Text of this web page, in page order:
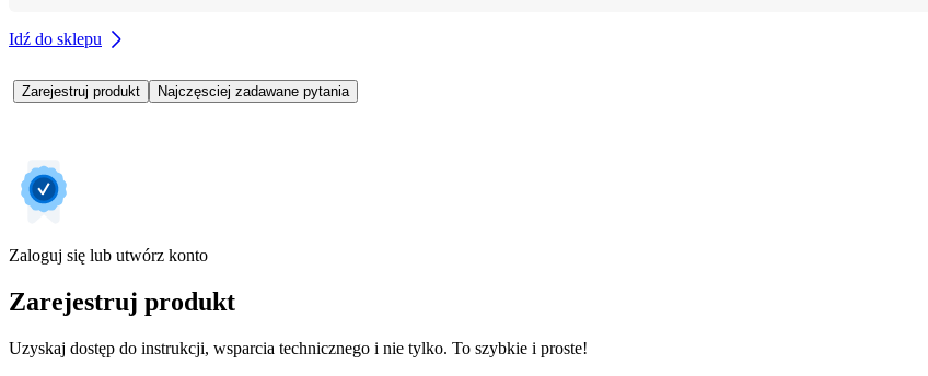
Idź do sklepu
Zarejestruj produkt Najczęsciej zadawane pytania
Zaloguj się lub utwórz konto
Zarejestruj produkt
Uzyskaj dostęp do instrukcji, wsparcia technicznego i nie tylko. To szybkie i proste!